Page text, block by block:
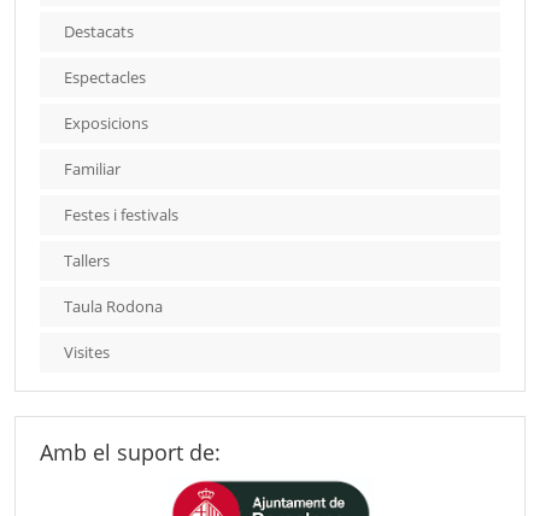
Destacats
Espectacles
Exposicions
Familiar
Festes i festivals
Tallers
Taula Rodona
Visites
Amb el suport de: